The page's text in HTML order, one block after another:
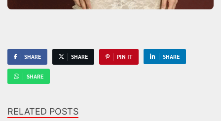
SHARE SHARE PIN IT SHARE
SHARE
RELATED POSTS